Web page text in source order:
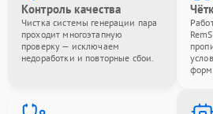
Контроль качества
Чистка системы генерации пара
проходит многоэтапную
проверку — исключаем
недоработки и повторные сбои.